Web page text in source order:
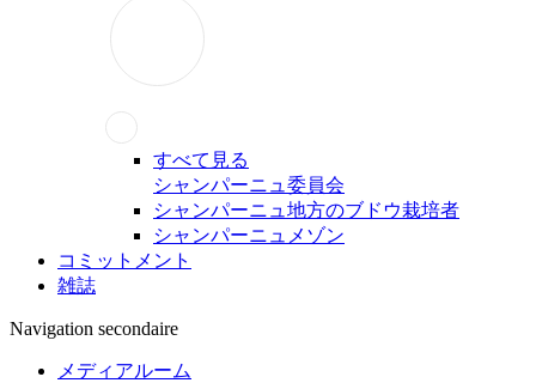
すべて見る
シャンパーニュ委員会
シャンパーニュ地方のブドウ栽培者
シャンパーニュメゾン
コミットメント
雑誌
Navigation secondaire
メディアルーム